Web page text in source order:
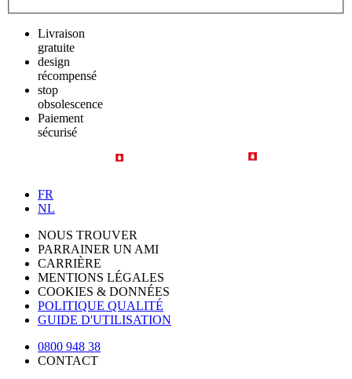
Livraison
gratuite
design
récompensé
stop
obsolescence
Paiement
sécurisé
FR
NL
NOUS TROUVER
PARRAINER UN AMI
CARRIÈRE
MENTIONS LÉGALES
COOKIES & DONNÉES
POLITIQUE QUALITÉ
GUIDE D'UTILISATION
0800 948 38
CONTACT